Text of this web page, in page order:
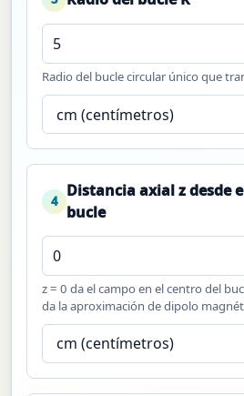
Radio del bucle circular único que
4
Distancia axial z desde
bucle
z = 0 da el campo en el centro del
da la aproximación de dipolo